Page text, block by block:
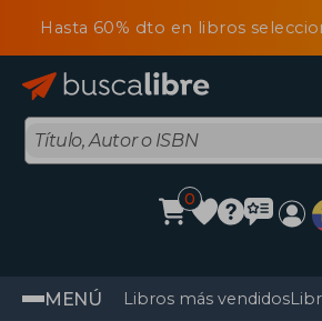
Hasta 60% dto en libros
0
MENÚ Libros más vendidos